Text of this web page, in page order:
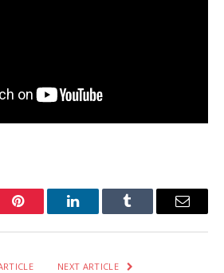
Pinterest LinkedInTumblr Email
NEXT ARTICLE